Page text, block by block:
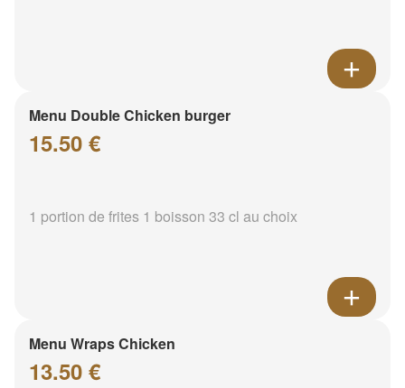
Menu Double Chicken burger
15.50 €
1 portion de frites 1 boisson 33 cl au choix
Menu Wraps Chicken
13.50 €